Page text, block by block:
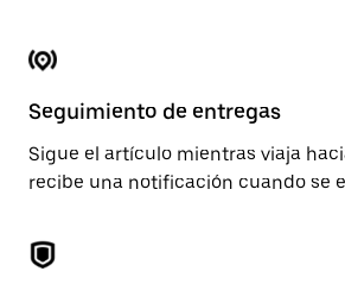
Seguimiento de entregas
Sigue el artículo mientras viaja
recibe una notificación cuando se